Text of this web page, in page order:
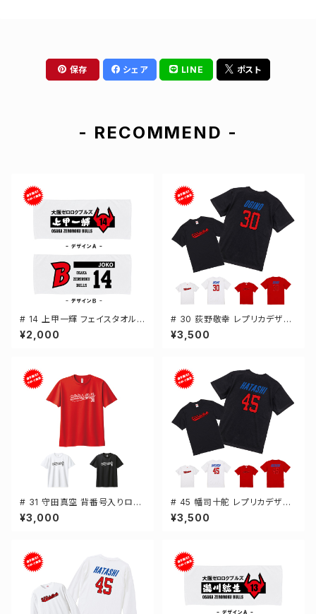
保存 シェア LINE ポスト
- RECOMMEND -
# 14 上甲一輝 フェイスタオル
選手還元 2デザイン FT0144
¥2,000
# 30 荻野敬幸 レプリカデザイ
ン 3カラー 選手還元 半袖Tシャ
ツ S-XXXLサイズ 500101
¥3,500
# 31 守田真空 背番号入りロゴ
ドライTシャツ 半袖 選手還元 3
カラー S-5Lサイズ 000300
¥3,000
# 45 幡司十舵 レプリカデザイ
ン 3カラー 選手還元 半袖Tシャ
ツ S-XXXLサイズ 500101
¥3,500